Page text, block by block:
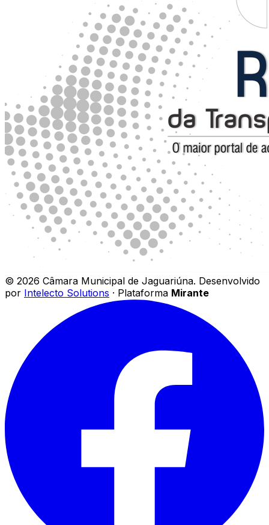
© 2026 Câmara Municipal de Jaguariúna. Desenvolvido
por Intelecto Solutions · Plataforma Mirante